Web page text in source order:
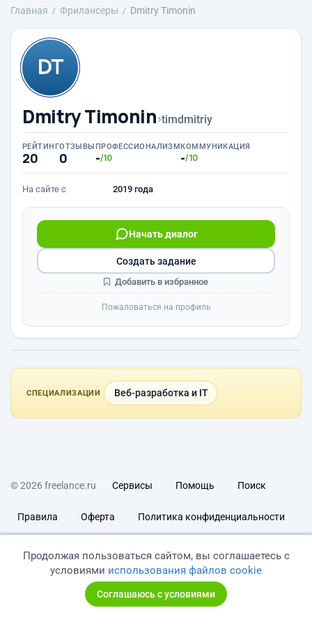
Главная Фрилансеры Dmitry Timonin
Dmitry Timonin›timdmitriy
РЕЙТИНГ
20
ОТЗЫВЫ
0
ПРОФЕССИОНАЛИЗМ
-/10
КОММУНИКАЦИЯ
-/10
На сайте с 2019 года
Начать диалог
Создать задание
Добавить в избранное
Пожаловаться на профиль
СПЕЦИАЛИЗАЦИИ Веб-разработка и IT
© 2026 freelance.ru Сервисы Помощь Поиск
Правила Оферта Политика конфиденциальности
Продолжая пользоваться сайтом, вы соглашаетесь с
условиями использования файлов cookie
Соглашаюсь с условиями